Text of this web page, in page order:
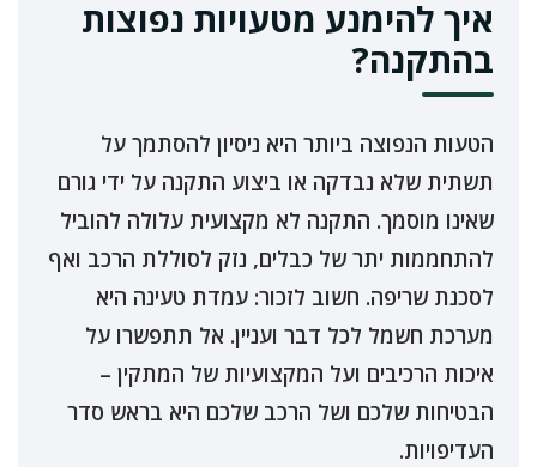
איך להימנע מטעויות נפוצות
בהתקנה?
הטעות הנפוצה ביותר היא ניסיון להסתמך על
תשתית שלא נבדקה או ביצוע התקנה על ידי גורם
שאינו מוסמך. התקנה לא מקצועית עלולה להוביל
להתחממות יתר של כבלים, נזק לסוללת הרכב ואף
לסכנת שריפה. חשוב לזכור: עמדת טעינה היא
מערכת חשמל לכל דבר ועניין. אל תתפשרו על
איכות הרכיבים ועל המקצועיות של המתקין –
הבטיחות שלכם ושל הרכב שלכם היא בראש סדר
העדיפויות.